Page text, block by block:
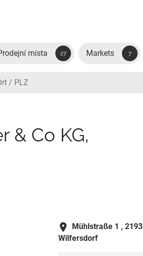
místa 27 Markets 7
nebo PSČ
& Co KG,
Mühlstraße 1 , 2193
Wilfersdorf